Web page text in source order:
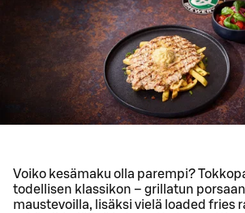
Voiko kesämaku olla parempi?
todellisen klassikon – grillatun
maustevoilla, lisäksi vielä loaded fries